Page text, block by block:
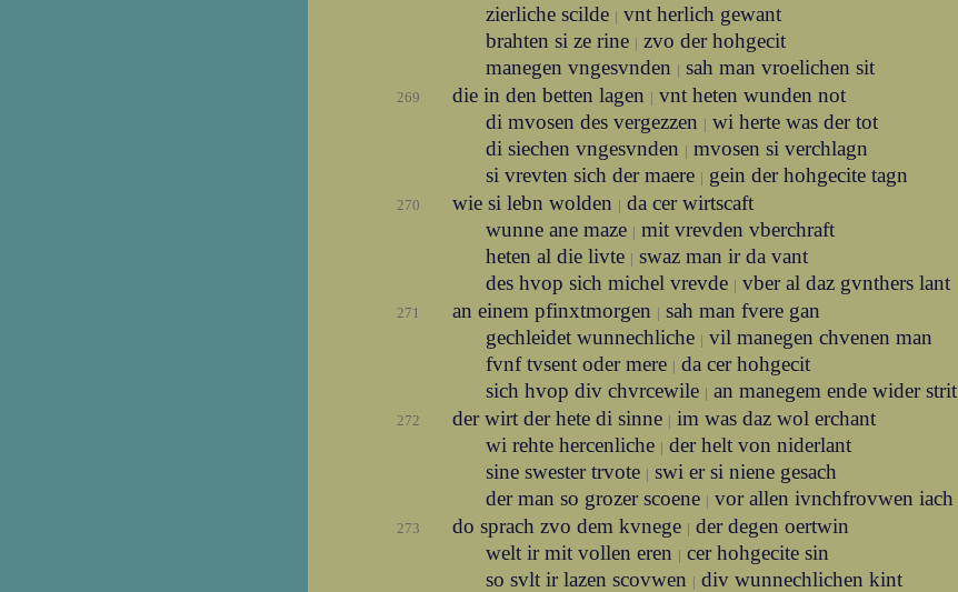
zierliche scilde | vnt herlich gewant
brahten si ze rine | zvo der hohgecit
manegen vngesvnden | sah man vroelichen sit
269 die in den betten lagen | vnt heten wunden not
di mvosen des vergezzen | wi herte was der tot
di siechen vngesvnden | mvosen si verchlagn
si vrevten sich der maere | gein der hohgecite tagn
270 wie si lebn wolden | da cer wirtscaft
wunne ane maze | mit vrevden vberchraft
heten al die livte | swaz man ir da vant
des hvop sich michel vrevde | vber al daz gvnthers lant
271 an einem pfinxtmorgen | sah man fvere gan
gechleidet wunnechliche | vil manegen chvenen man
fvnf tvsent oder mere | da cer hohgecit
sich hvop div chvrcewile | an manegem ende wider strit
272 der wirt der hete di sinne | im was daz wol erchant
wi rehte hercenliche | der helt von niderlant
sine swester trvote | swi er si niene gesach
der man so grozer scoene | vor allen ivnchfrovwen iach
273 do sprach zvo dem kvnege | der degen oertwin
welt ir mit vollen eren | cer hohgecite sin
so svlt ir lazen scovwen | div wunnechlichen kint